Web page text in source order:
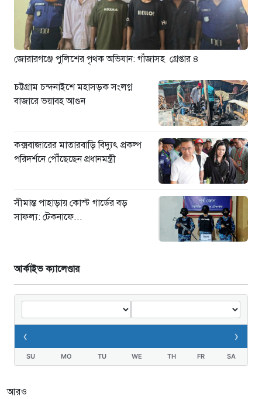
১১ ঘণ্টা আগে
কক্সবাজারের মাতারবাড়ি বিদ্যুৎ প্রকল্প
পরিদর্শনে পৌঁছেছেন প্রধানমন্ত্রী
১১ ঘণ্টা আগে
জোরারগঞ্জে পুলিশের পৃথক অভিযান: গাঁজাসহ গ্রেপ্তার ৪
চট্টগ্রাম চন্দনাইশে মহাসড়ক সংলগ্ন
বাজারে ভয়াবহ আগুন
কক্সবাজারের মাতারবাড়ি বিদ্যুৎ প্রকল্প
পরিদর্শনে পৌঁছেছেন প্রধানমন্ত্রী
সীমান্ত পাহাড়ায় কোস্ট গার্ডের বড়
সাফল্য: টেকনাফে...
আর্কাইভ ক্যালেণ্ডার
‹ ›
SU MO TU WE TH FR SA
আরও